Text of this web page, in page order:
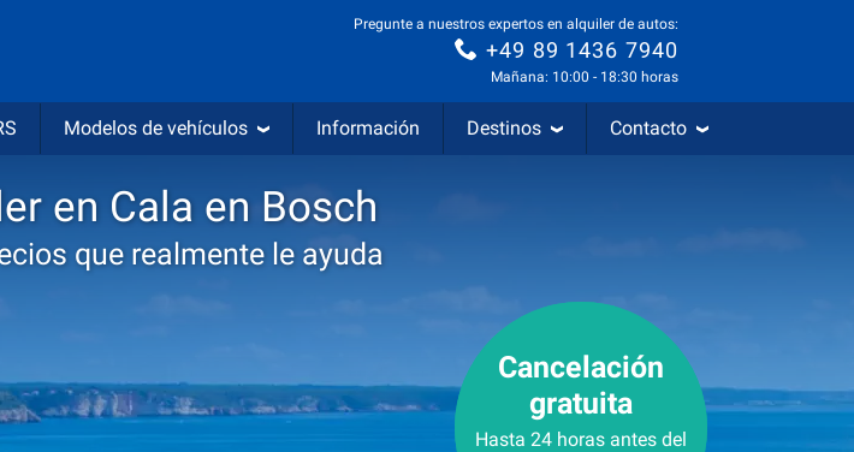
Pregunte a nuestros expertos en alquiler de autos:
+49 89 1436 7940
Mañana: 10:00 - 18:30 horas
Modelos de vehículos Información Destinos Contacto
en Cala en Bosch
que realmente le ayuda
Cancelación
gratuita
Hasta 24 horas antes del